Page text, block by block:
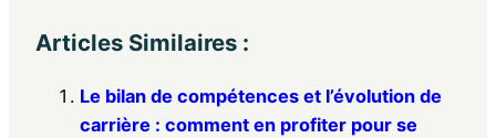
Articles Similaires :
Le bilan de compétences et l’évolution de
carrière : comment en profiter pour se